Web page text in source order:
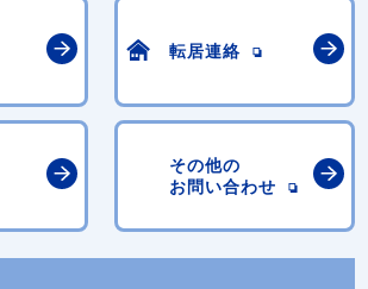
転居連絡
その他の
お問い合わせ